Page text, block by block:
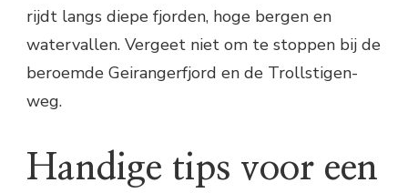
rijdt langs diepe fjorden, hoge bergen en
watervallen. Vergeet niet om te stoppen bij de
beroemde Geirangerfjord en de Trollstigen-
weg.
Handige tips voor een